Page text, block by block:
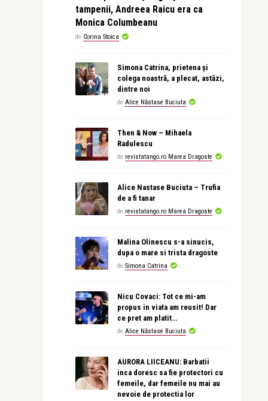
tampenii, Andreea Raicu era ca
Monica Columbeanu
de Corina Stoica
Simona Catrina, prietena și
colega noastră, a plecat, astăzi,
dintre noi
de Alice Năstase Buciuta
Then & Now – Mihaela
Radulescu
de revistatango.ro Marea Dragoste
Alice Nastase Buciuta – Trufia
de a fi tanar
de revistatango.ro Marea Dragoste
Malina Olinescu s-a sinucis,
dupa o mare si trista dragoste
de Simona Catrina
Nicu Covaci: Tot ce mi-am
propus in viata am reusit! Dar
ce pret am platit…
de Alice Năstase Buciuta
AURORA LIICEANU: Barbatii
inca doresc sa fie protectori cu
femeile, dar femeile nu mai au
nevoie de protectia lor